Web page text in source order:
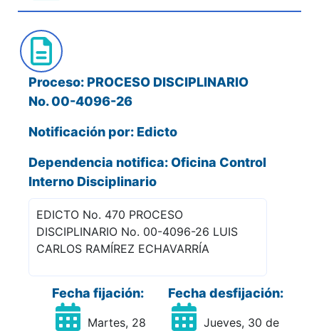
Proceso: PROCESO DISCIPLINARIO
No. 00-4096-26
Notificación por: Edicto
Dependencia notifica: Oficina Control
Interno Disciplinario
EDICTO No. 470 PROCESO
DISCIPLINARIO No. 00-4096-26 LUIS
CARLOS RAMÍREZ ECHAVARRÍA
Fecha fijación:
Martes, 28
Fecha desfijación:
Jueves, 30 de